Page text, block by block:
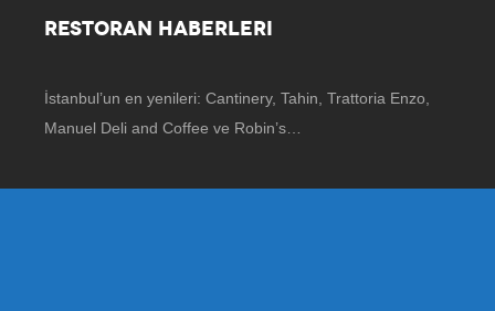
RESTORAN HABERLERI
İstanbul’un en yenileri: Cantinery, Tahin, Trattoria Enzo,
Manuel Deli and Coffee ve Robin’s…